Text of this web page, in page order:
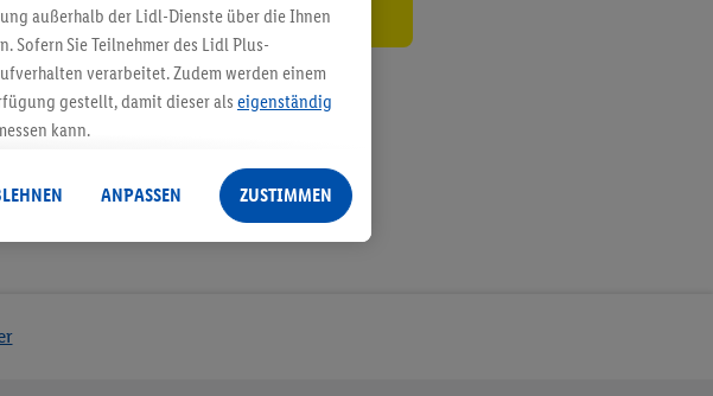
außerhalb der Lidl-Dienste über die Ihnen
Sofern Sie Teilnehmer des Lidl Plus-
verarbeitet. Zudem werden einem
gestellt, damit dieser als eigenständig
kann.
über Ihre Nutzung der Lidl-Dienste, Ihr
z.B. Alter oder Geschlecht - sowie Ihre
hinweg einschließlich dem Speichern von
Angeboten sowie zur technischen
ANPASSEN ZUSTIMMEN